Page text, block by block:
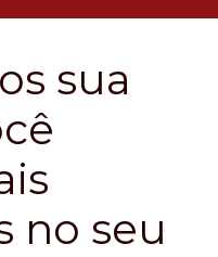
sua
no seu